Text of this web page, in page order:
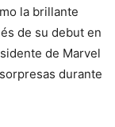
la brillante
de su debut en
de Marvel
durante